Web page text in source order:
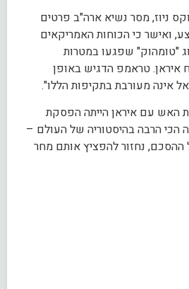
ניוז, מסר נשיא ארה"ב פרטים
ואישר כי הכוחות האמריקאים
מסוג "טומהוק" שפגעו במטרות
טראמפ הדגיש באופן
אינה מעורבת בתקיפות הללו".
עם איראן הייתה הפסקת
הכי הרבה בהיסטוריה של העולם –
נחזור להפציץ אותם מחר